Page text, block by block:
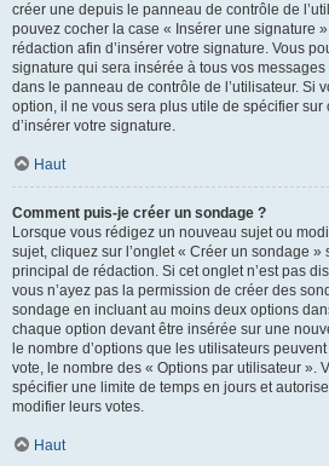
créer une depuis le panneau de contrôle de
pouvez cocher la case « Insérer une signature
rédaction afin d’insérer votre signature. Vous
signature qui sera insérée à tous vos
dans le panneau de contrôle de l’utilisateur. Si
option, il ne vous sera plus utile de spécifier
d’insérer votre signature.
Haut
Comment puis-je créer un sondage ?
Lorsque vous rédigez un nouveau sujet ou
sujet, cliquez sur l’onglet « Créer un sondage
principal de rédaction. Si cet onglet n’est pas
vous n’ayez pas la permission de créer des
sondage en incluant au moins deux options
chaque option devant être insérée sur une
le nombre d’options que les utilisateurs
vote, le nombre des « Options par utilisateur ».
spécifier une limite de temps en jours et
modifier leurs votes.
Haut